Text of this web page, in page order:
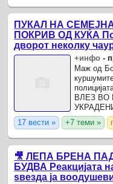
ПУКАЛ НА
ПОКРИВ ОД КУЌА
дворот неколку
+инфо -
Маж од
ВЛЕЗ ВО
„САРАЈ“
17 вести » +7 теми »
🎥 ЛЕПА БРЕНА
БУДВА Реакцијата
ѕвезда ја